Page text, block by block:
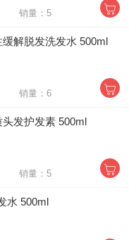
销量：5
解脱发洗发水 500ml
销量：6
发护发素 500ml
销量：5
水 500ml